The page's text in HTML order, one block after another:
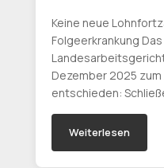
Keine neue
Folgeerkrankung
Dezember 2025 zum
entschieden:
Weiterlesen